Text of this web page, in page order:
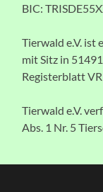
BIC:
Tierwald e.V. ist
mit Sitz in
Registerblatt VR
Tierwald e.V.
Abs. 1 Nr. 5